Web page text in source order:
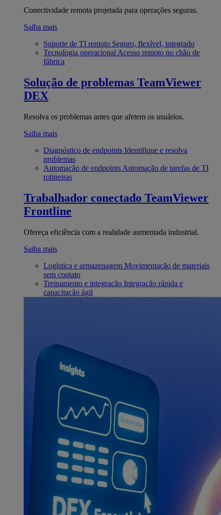
Conectividade remota projetada para operações seguras.
Saiba mais
Suporte de TI remoto Seguro, flexível, integrado
Tecnologia operacional Acesso remoto no chão de
fábrica
Solução de problemas TeamViewer
DEX
Resolva os problemas antes que afetem os usuários.
Saiba mais
Diagnóstico de endpoints Identifique e resolva
problemas
Automação de endpoints Automação de tarefas de TI
rotineiras
Trabalhador conectado TeamViewer
Frontline
Ofereça eficiência com a realidade aumentada industrial.
Saiba mais
Logística e armazenagem Movimentação de materiais
sem contato
Treinamento e integração Integração rápida e
capacitação ágil